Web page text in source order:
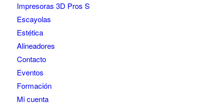
Impresoras 3D Pros S
Escayolas
Estética
Alineadores
Contacto
Eventos
Formación
Mi cuenta